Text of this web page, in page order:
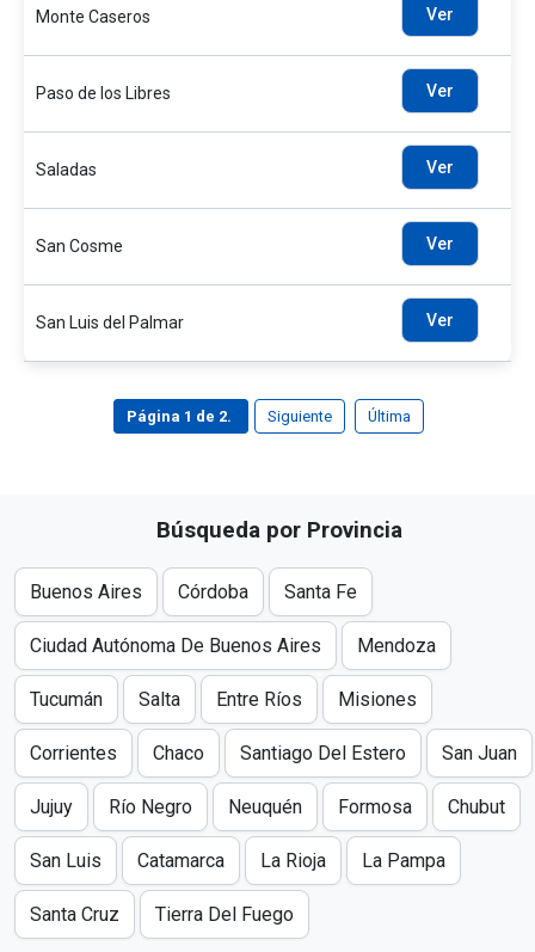
Monte Caseros Ver
Paso de los Libres Ver
Saladas Ver
San Cosme Ver
San Luis del Palmar Ver
Página 1 de 2. Siguiente Última
Búsqueda por Provincia
Buenos Aires Córdoba Santa Fe
Ciudad Autónoma De Buenos Aires Mendoza
Tucumán Salta Entre Ríos Misiones
Corrientes Chaco Santiago Del Estero San Juan
Jujuy Río Negro Neuquén Formosa Chubut
San Luis Catamarca La Rioja La Pampa
Santa Cruz Tierra Del Fuego